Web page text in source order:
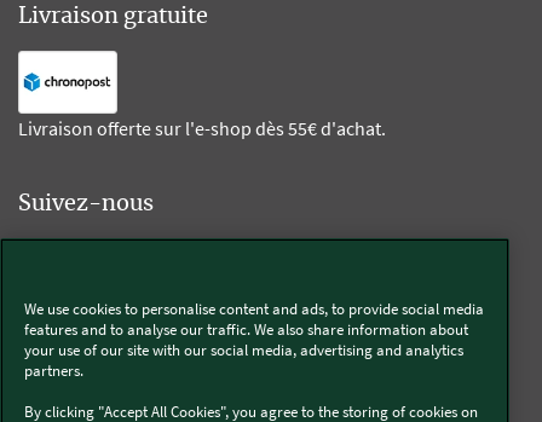
Livraison gratuite
Livraison offerte sur l'e-shop dès 55€ d'achat.
Suivez-nous
Thermomix®
We use cookies to personalise content and ads, to provide social media
features and to analyse our traffic. We also share information about
your use of our site with our social media, advertising and analytics
partners.
By clicking "Accept All Cookies", you agree to the storing of cookies on